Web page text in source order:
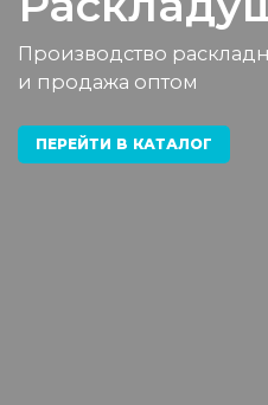
Производство
и продажа оптом
ПЕРЕЙТИ В КАТАЛОГ